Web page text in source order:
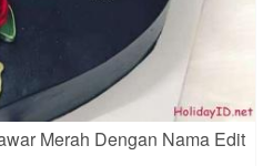
Merah Dengan Nama Edit